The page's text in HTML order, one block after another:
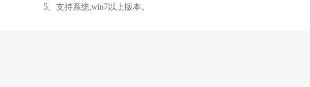
5、支持系统,win7以上版本。